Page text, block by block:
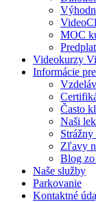
MOC
Videokurzy
Informácie
Často
Naši
Strážny
Zľavy
Blog zo
Naše služby
Parkovanie
Kontaktné